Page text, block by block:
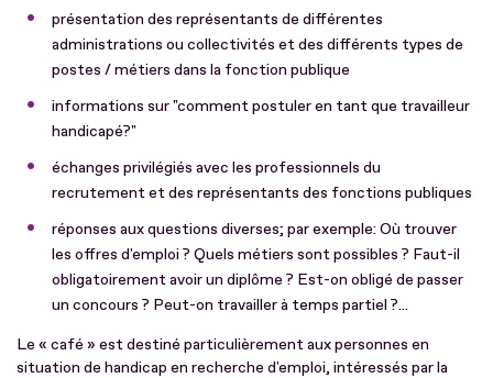
présentation des représentants de différentes
administrations ou collectivités et des différents types de
postes / métiers dans la fonction publique
informations sur "comment postuler en tant que travailleur
handicapé?"
échanges privilégiés avec les professionnels du
recrutement et des représentants des fonctions publiques
réponses aux questions diverses; par exemple: Où trouver
les offres d'emploi ? Quels métiers sont possibles ? Faut-il
obligatoirement avoir un diplôme ? Est-on obligé de passer
un concours ? Peut-on travailler à temps partiel ?...
Le « café » est destiné particulièrement aux personnes en
situation de handicap en recherche d'emploi, intéressés par la